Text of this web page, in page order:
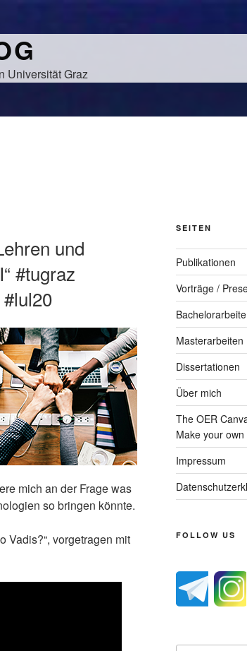
Universität Graz
und
#tugraz
mich an der Frage was
so bringen könnte.
Vadis?“, vorgetragen mit
SEITEN
Publikationen
Vorträge /
Masterarbeiten
Dissertationen
Über mich
The OER
Make your
Impressum
FOLLOW US